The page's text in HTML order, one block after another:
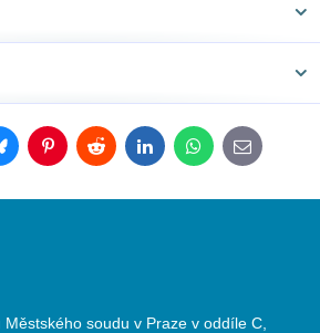
PinterestRedditLinkedInWhatsApp
E-
mail
soudu v Praze v oddíle C,